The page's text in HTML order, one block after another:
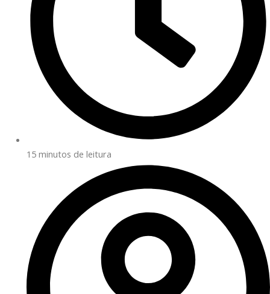
15 minutos de leitura